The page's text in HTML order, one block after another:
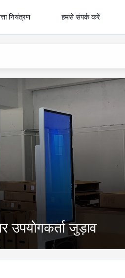
नियंत्रण हमसे संपर्क करें
जुड़ाव